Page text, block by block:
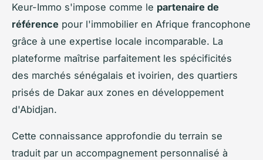
Keur-Immo s'impose comme le partenaire de
référence pour l'immobilier en Afrique francophone
grâce à une expertise locale incomparable. La
plateforme maîtrise parfaitement les spécificités
des marchés sénégalais et ivoirien, des quartiers
prisés de Dakar aux zones en développement
d'Abidjan.
Cette connaissance approfondie du terrain se
traduit par un accompagnement personnalisé à